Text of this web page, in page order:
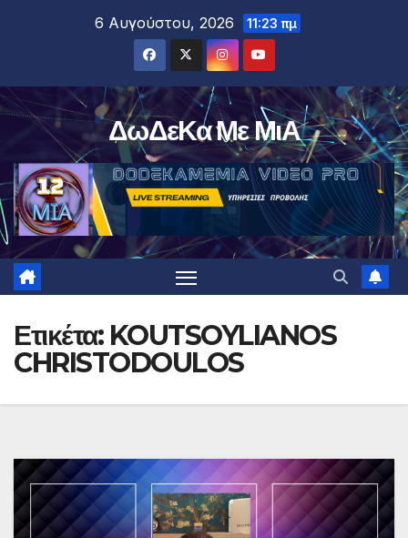
6 Αυγούστου, 2026 11:23 πμ
ΔωΔεΚα Με ΜιΑ
Ετικέτα: KOUTSOYLIANOS
CHRISTODOULOS